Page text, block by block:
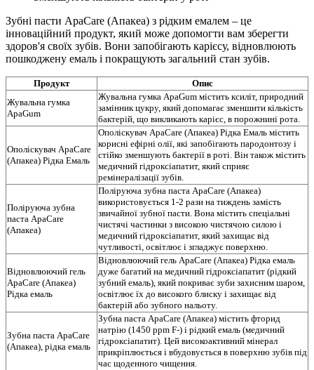
Зубні пасти ApaCare (Апакеа) з рідким емалем – це
інноваційний продукт, який може допомогти вам зберегти
здоров'я своїх зубів. Вони запобігають карієсу, відновлюють
пошкоджену емаль і покращують загальний стан зубів.
Продукт
Опис
Жувальна гумка
ApaGum
Жувальна гумка ApaGum містить ксиліт, природний
замінник цукру, який допомагає зменшити кількість
бактерій, що викликають карієс, в порожнині рота.
Ополіскувач ApaCare
(Апакеа) Рідка Емаль
Ополіскувач ApaCare (Апакеа) Рідка Емаль містить
корисні ефірні олії, які запобігають пародонтозу і
стійко зменшують бактерії в роті. Він також містить
медичний гідроксіапатит, який сприяє
ремінералізації зубів.
Поліруюча зубна
паста ApaCare
(Апакеа)
Поліруюча зубна паста ApaCare (Апакеа)
використовується 1-2 рази на тиждень замість
звичайної зубної пасти. Вона містить спеціальні
чистячі частинки з високою чистячою силою і
медичний гідроксіапатит, який захищає від
чутливості, освітлює і згладжує поверхню.
Відновлюючий гель
ApaCare (Апакеа)
Рідка емаль
Відновлюючий гель ApaCare (Апакеа) Рідка емаль
дуже багатий на медичний гідроксіапатит (рідкий
зубний емаль), який покриває зуби захисним шаром,
освітлює їх до високого блиску і захищає від
бактерій або зубного нальоту.
Зубна паста ApaCare
(Апакеа), рідка емаль
Зубна паста ApaCare (Апакеа) містить фторид
натрію (1450 ppm F-) і рідкий емаль (медичний
гідроксіапатит). Цей високоактивний мінерал
прикріплюється і вбудовується в поверхню зубів під
час щоденного чищення.